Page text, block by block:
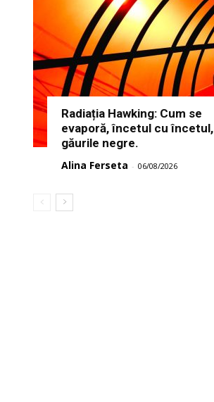
Radiația Hawking: Cum se
evaporă, încetul cu încetul,
găurile negre.
Alina Ferseta - 06/08/2026